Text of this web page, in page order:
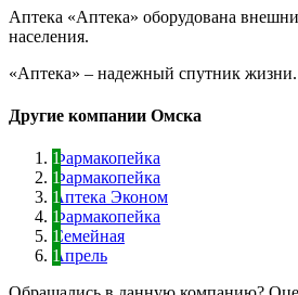
Аптека «Аптека» оборудована
населения.
«Аптека» – надежный спутник жизни.
Другие компании Омска
Фармакопейка
Фармакопейка
Аптека Эконом
Фармакопейка
Семейная
Апрель